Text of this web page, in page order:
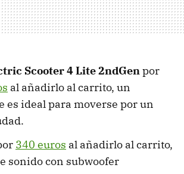
Scooter 4 Lite 2ndGenpor
al añadirlo al carrito, un
es ideal para moverse por un
340 euros al añadirlo al carrito,
sonido con subwoofer